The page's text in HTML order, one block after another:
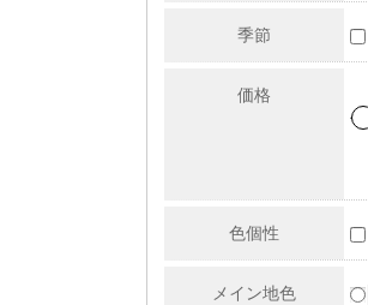
季節
価格
色個性
メイン地色